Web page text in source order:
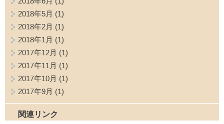
2018年5月 (1)
2018年2月 (1)
2018年1月 (1)
2017年12月 (1)
2017年11月 (1)
2017年10月 (1)
2017年9月 (1)
関連リンク